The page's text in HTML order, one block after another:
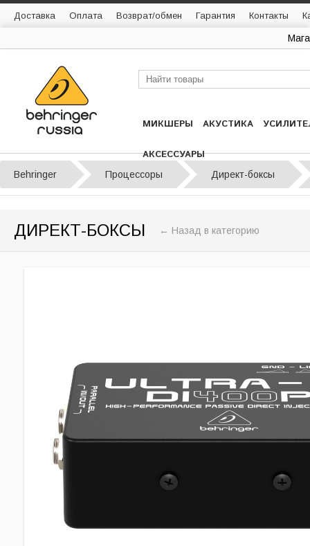
Доставка Оплата Возврат/обмен Гарантия Контакты
МИКШЕРЫ АКУСТИКА
АКСЕССУАРЫ
Behringer Процессоры Директ-боксы
ДИРЕКТ-БОКСЫ ← Назад в категорию